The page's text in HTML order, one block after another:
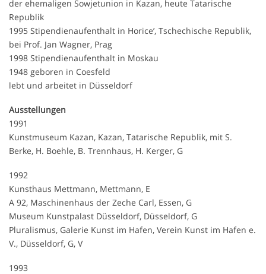
der ehemaligen Sowjetunion in Kazan, heute Tatarische
Republik
1995 Stipendienaufenthalt in Horice’, Tschechische Republik,
bei Prof. Jan Wagner, Prag
1998 Stipendienaufenthalt in Moskau
1948 geboren in Coesfeld
lebt und arbeitet in Düsseldorf
Ausstellungen
1991
Kunstmuseum Kazan, Kazan, Tatarische Republik, mit S.
Berke, H. Boehle, B. Trennhaus, H. Kerger, G
1992
Kunsthaus Mettmann, Mettmann, E
A 92, Maschinenhaus der Zeche Carl, Essen, G
Museum Kunstpalast Düsseldorf, Düsseldorf, G
Pluralismus, Galerie Kunst im Hafen, Verein Kunst im Hafen e.
V., Düsseldorf, G, V
1993